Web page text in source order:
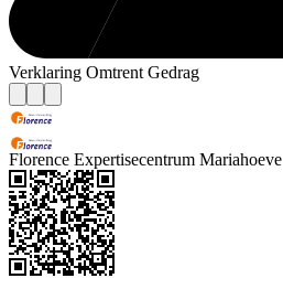
Verklaring Omtrent Gedrag
Florence Expertisecentrum Mariahoeve